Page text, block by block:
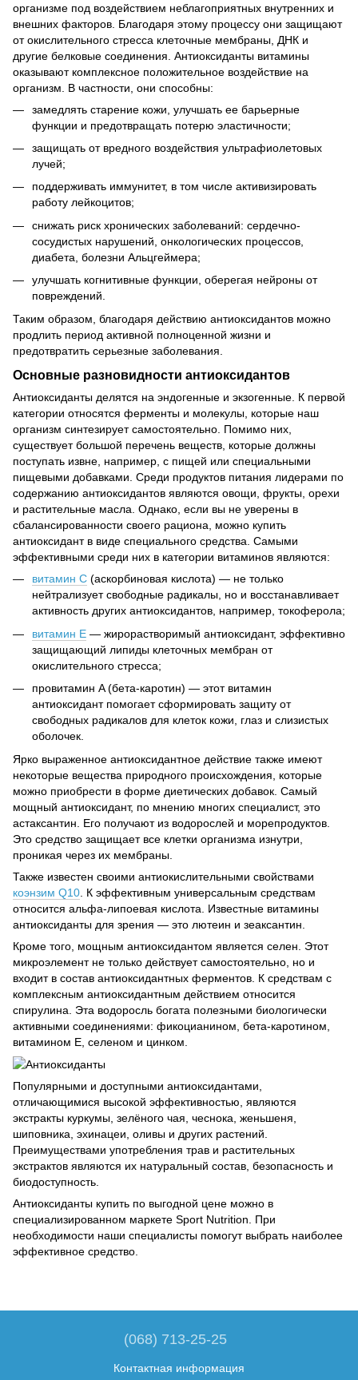
организме под воздействием неблагоприятных внутренних и
внешних факторов. Благодаря этому процессу они защищают
от окислительного стресса клеточные мембраны, ДНК и
другие белковые соединения. Антиоксиданты витамины
оказывают комплексное положительное воздействие на
организм. В частности, они способны:
замедлять старение кожи, улучшать ее барьерные
функции и предотвращать потерю эластичности;
защищать от вредного воздействия ультрафиолетовых
лучей;
поддерживать иммунитет, в том числе активизировать
работу лейкоцитов;
снижать риск хронических заболеваний: сердечно-
сосудистых нарушений, онкологических процессов,
диабета, болезни Альцгеймера;
улучшать когнитивные функции, оберегая нейроны от
повреждений.
Таким образом, благодаря действию антиоксидантов можно
продлить период активной полноценной жизни и
предотвратить серьезные заболевания.
Основные разновидности антиоксидантов
Антиоксиданты делятся на эндогенные и экзогенные. К первой
категории относятся ферменты и молекулы, которые наш
организм синтезирует самостоятельно. Помимо них,
существует большой перечень веществ, которые должны
поступать извне, например, с пищей или специальными
пищевыми добавками. Среди продуктов питания лидерами по
содержанию антиоксидантов являются овощи, фрукты, орехи
и растительные масла. Однако, если вы не уверены в
сбалансированности своего рациона, можно купить
антиоксидант в виде специального средства. Самыми
эффективными среди них в категории витаминов являются:
витамин C (аскорбиновая кислота) — не только
нейтрализует свободные радикалы, но и восстанавливает
активность других антиоксидантов, например, токоферола;
витамин E — жирорастворимый антиоксидант, эффективно
защищающий липиды клеточных мембран от
окислительного стресса;
провитамин A (бета-каротин) — этот витамин
антиоксидант помогает сформировать защиту от
свободных радикалов для клеток кожи, глаз и слизистых
оболочек.
Ярко выраженное антиоксидантное действие также имеют
некоторые вещества природного происхождения, которые
можно приобрести в форме диетических добавок. Самый
мощный антиоксидант, по мнению многих специалист, это
астаксантин. Его получают из водорослей и морепродуктов.
Это средство защищает все клетки организма изнутри,
проникая через их мембраны.
Также известен своими антиокислительными свойствами
коэнзим Q10 . К эффективным универсальным средствам
относится альфа-липоевая кислота. Известные витамины
антиоксиданты для зрения — это лютеин и зеаксантин.
Кроме того, мощным антиоксидантом является селен. Этот
микроэлемент не только действует самостоятельно, но и
входит в состав антиоксидантных ферментов. К средствам с
комплексным антиоксидантным действием относится
спирулина. Эта водоросль богата полезными биологически
активными соединениями: фикоцианином, бета-каротином,
витамином E, селеном и цинком.
Популярными и доступными антиоксидантами,
отличающимися высокой эффективностью, являются
экстракты куркумы, зелёного чая, чеснока, женьшеня,
шиповника, эхинацеи, оливы и других растений.
Преимуществами употребления трав и растительных
экстрактов являются их натуральный состав, безопасность и
биодоступность.
Антиоксиданты купить по выгодной цене можно в
специализированном маркете Sport Nutrition. При
необходимости наши специалисты помогут выбрать наиболее
эффективное средство.
(068) 713-25-25
Контактная информация